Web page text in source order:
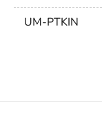
UM-PTKIN